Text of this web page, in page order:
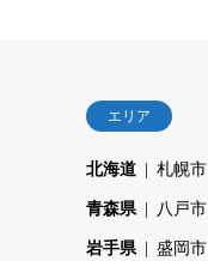
エリア
北海道 札幌市
青森県 八戸市
岩手県 盛岡市